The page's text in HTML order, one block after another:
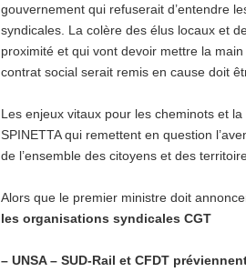
gouvernement qui refuserait d’entendre
syndicales. La colère des élus locaux et
proximité et qui vont devoir mettre la
contrat social serait remis en cause doit
Les enjeux vitaux pour les cheminots et
SPINETTA qui remettent en question
de l’ensemble des citoyens et des
Alors que le premier ministre doit
les organisations syndicales CGT
– UNSA – SUD-Rail et CFDT